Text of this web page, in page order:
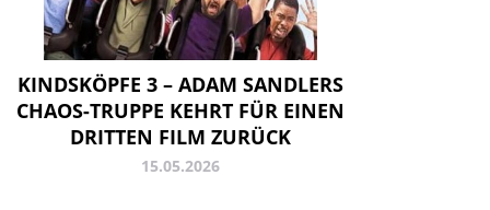
KINDSKÖPFE 3 – ADAM SANDLERS
CHAOS-TRUPPE KEHRT FÜR EINEN
DRITTEN FILM ZURÜCK
15.05.2026